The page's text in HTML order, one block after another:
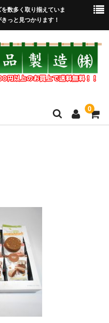
数多く取り揃えていま
っと見つかります！
0